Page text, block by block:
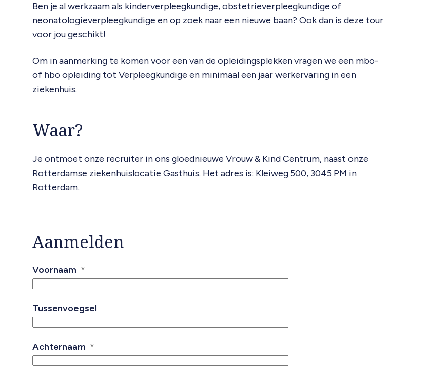
Ben je al werkzaam als kinderverpleegkundige, obstetrieverpleegkundige of
neonatologieverpleegkundige en op zoek naar een nieuwe baan? Ook dan is deze tour
voor jou geschikt!
Om in aanmerking te komen voor een van de opleidingsplekken vragen we een mbo-
of hbo opleiding tot Verpleegkundige en minimaal een jaar werkervaring in een
ziekenhuis.
Waar?
Je ontmoet onze recruiter in ons gloednieuwe Vrouw & Kind Centrum, naast onze
Rotterdamse ziekenhuislocatie Gasthuis. Het adres is: Kleiweg 500, 3045 PM in
Rotterdam.
Aanmelden
Voornaam
Tussenvoegsel
Achternaam